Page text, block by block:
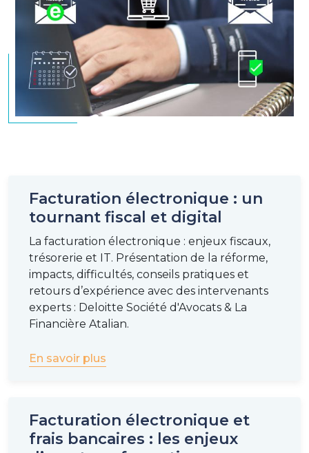
elles qui vont permettre aux entreprises d’émettre
et de recevoir des factures conformes aux exigences
de l’administration fiscale. Il est primordial de
travailler avec une PDP accréditée par
l’administration fiscale, en sachant qu’il en existe de
nombreuses et qu’elles peuvent adresser des cibles
différentes (petites structures, grandes structures…).
La liste des PDP immatriculée sous réserve est
disponibleici
Outre ce changement, la réforme inclut deux
Facturation électronique (e-invoicing
C’est l’obligation pour une entreprise d’émettre des
Facturation électronique : un
tournant fiscal et digital
La facturation électronique : enjeux fiscaux,
trésorerie et IT. Présentation de la réforme,
impacts, difficultés, conseils pratiques et
retours d’expérience avec des intervenants
experts : Deloitte Société d'Avocats & La
Financière Atalian.
En savoir plus
Facturation électronique et
frais bancaires : les enjeux